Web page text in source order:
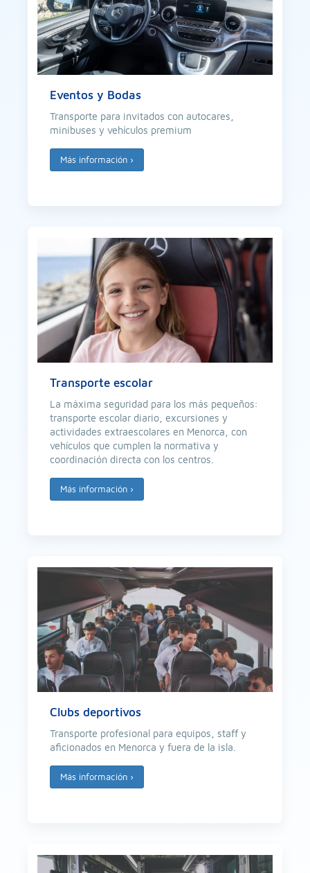
Eventos y Bodas
Transporte para invitados con autocares,
minibuses y vehículos premium
Más información ›
Transporte escolar
La máxima seguridad para los más pequeños:
transporte escolar diario, excursiones y
actividades extraescolares en Menorca, con
vehículos que cumplen la normativa y
coordinación directa con los centros.
Más información ›
Clubs deportivos
Transporte profesional para equipos, staff y
aficionados en Menorca y fuera de la isla.
Más información ›